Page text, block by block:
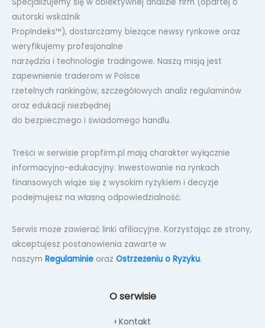
autorski wskaźnik
PropIndeks™), dostarczamy bieżące newsy rynkowe oraz
weryfikujemy profesjonalne
narzędzia i technologie tradingowe. Naszą misją jest
zapewnienie traderom w Polsce
rzetelnych rankingów, szczegółowych analiz regulaminów
oraz edukacji niezbędnej
do bezpiecznego i świadomego handlu.
Treści w serwisie propfirm.pl mają charakter wyłącznie
informacyjno-edukacyjny. Inwestowanie na rynkach
finansowych wiąże się z wysokim ryzykiem i decyzje
podejmujesz na własną odpowiedzialność.
Serwis może zawierać linki afiliacyjne. Korzystając ze strony,
akceptujesz postanowienia zawarte w
naszym Regulaminie oraz Ostrzeżeniu o Ryzyku.
O serwisie
Kontakt